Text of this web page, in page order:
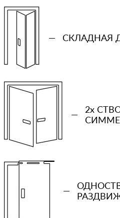
— СКЛАДНАЯ
—
2x
—
Ваш телефон